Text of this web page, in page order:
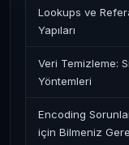
Lookups ve
Yapıları
Veri Temizleme:
Yöntemleri
Encoding
için Bilmeniz